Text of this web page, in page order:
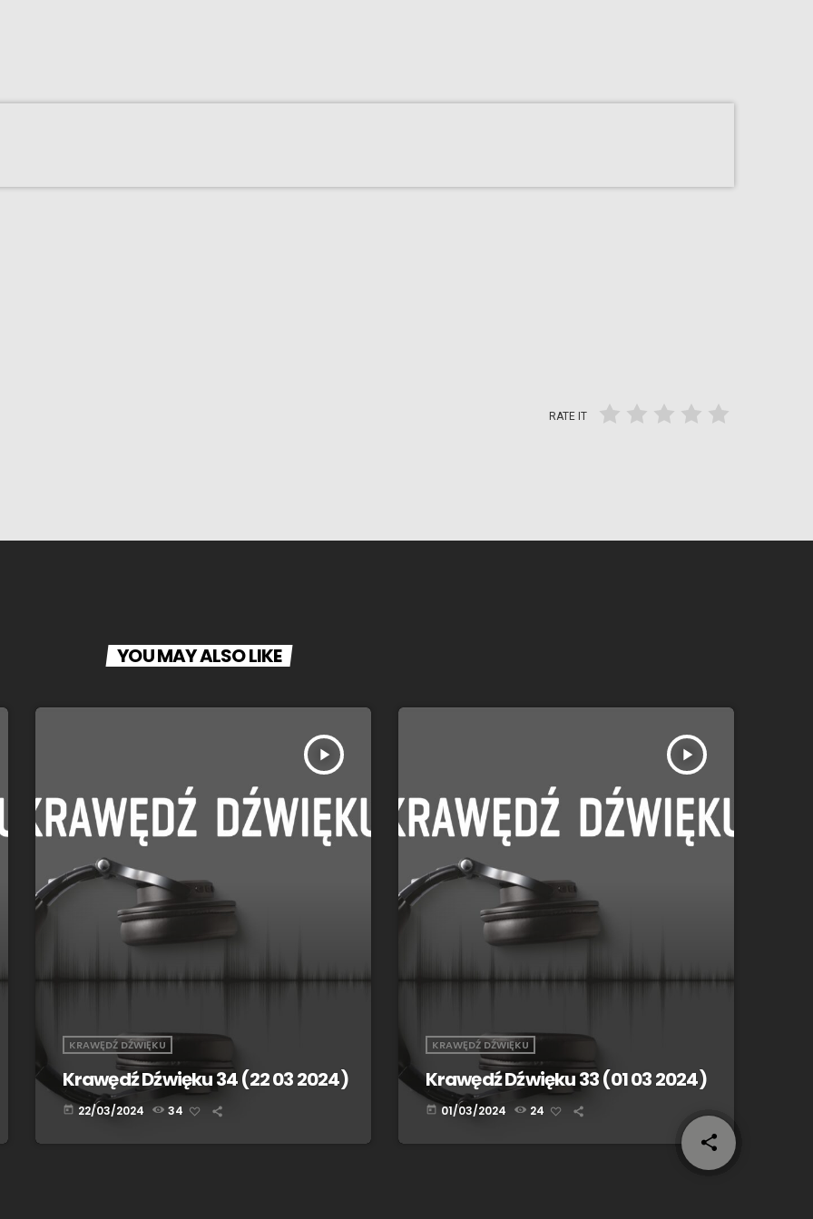
share
email
RATE IT
YOU MAY ALSO LIKE
play_arrow
KRAWĘDŹ DŹWIĘKU
Krawędź Dźwięku 34 (22 03 2024)
today 22/03/2024 34
play_arrow
KRAWĘDŹ DŹWIĘKU
Krawędź Dźwięku 33 (01 03 2024)
today 01/03/2024 24